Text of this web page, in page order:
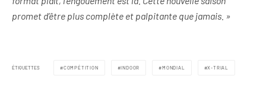
promet d’être plus complète et palpitante que jamais. »
ÉTIQUETTES COMPÉTITION INDOOR MONDIAL X-TRIAL